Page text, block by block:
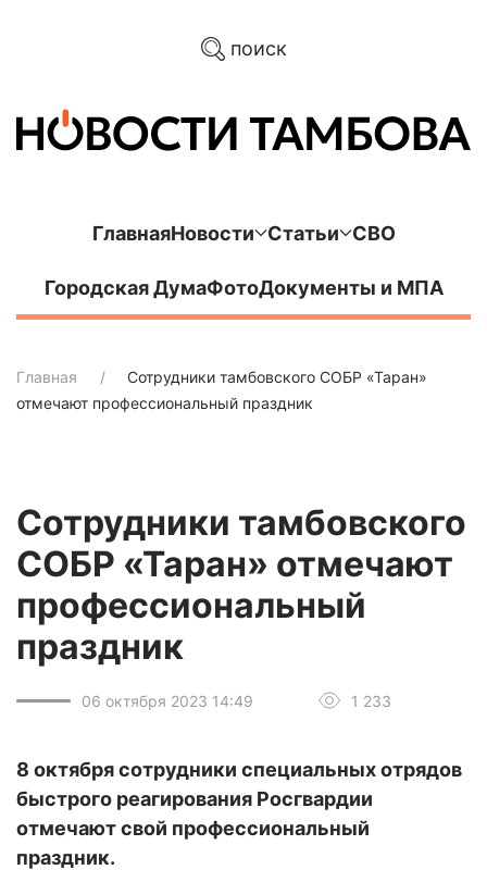
поиск
ГлавнаяНовости Статьи СВО
Городская ДумаФотоДокументы и МПА
Главная
Сотрудники тамбовского СОБР «Таран»
отмечают профессиональный праздник
Сотрудники тамбовского
СОБР «Таран» отмечают
профессиональный
праздник
06 октября 2023 14:49 1 233
8 октября сотрудники специальных отрядов
быстрого реагирования Росгвардии
отмечают свой профессиональный
праздник.